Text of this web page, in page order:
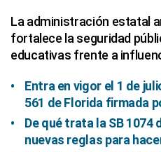
La administración estatal
fortalece la seguridad
educativas frente a
Entra en vigor el 1 de
561 de Florida firmada
De qué trata la SB 1074
nuevas reglas para